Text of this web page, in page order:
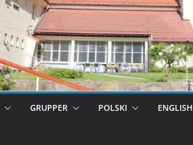
GRUPPER POLSKI ENGLISH